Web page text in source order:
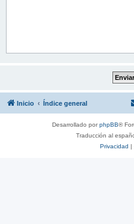
Inicio Índice general
Desarrollado porphpBB®
Traducción al
Privacidad |